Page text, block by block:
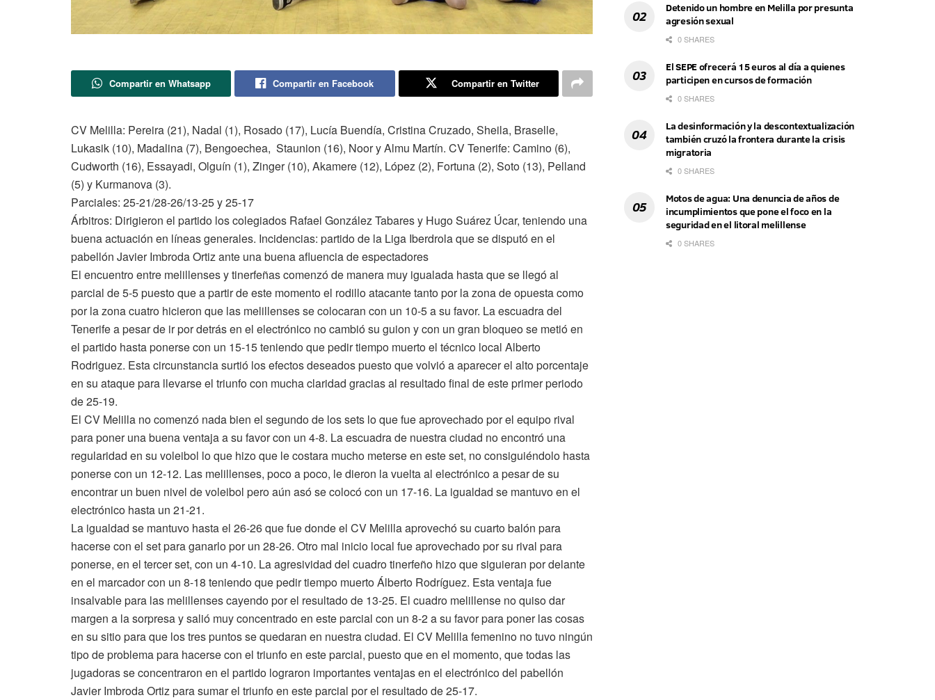
Compartir en Whatsapp Compartir en Facebook Compartir en Twitter
CV Melilla: Pereira (21), Nadal (1), Rosado (17), Lucía Buendía, Cristina Cruzado, Sheila, Braselle,
Lukasik (10), Madalina (7), Bengoechea, Staunion (16), Noor y Almu Martín. CV Tenerife: Camino (6),
Cudworth (16), Essayadi, Olguín (1), Zinger (10), Akamere (12), López (2), Fortuna (2), Soto (13), Pelland
(5) y Kurmanova (3).
Parciales: 25-21/28-26/13-25 y 25-17
Árbitros: Dirigieron el partido los colegiados Rafael González Tabares y Hugo Suárez Úcar, teniendo una
buena actuación en líneas generales. Incidencias: partido de la Liga Iberdrola que se disputó en el
pabellón Javier Imbroda Ortiz ante una buena afluencia de espectadores
El encuentro entre melillenses y tinerfeñas comenzó de manera muy igualada hasta que se llegó al
parcial de 5-5 puesto que a partir de este momento el rodillo atacante tanto por la zona de opuesta como
por la zona cuatro hicieron que las melillenses se colocaran con un 10-5 a su favor. La escuadra del
Tenerife a pesar de ir por detrás en el electrónico no cambió su guion y con un gran bloqueo se metió en
el partido hasta ponerse con un 15-15 teniendo que pedir tiempo muerto el técnico local Alberto
Rodriguez. Esta circunstancia surtió los efectos deseados puesto que volvió a aparecer el alto porcentaje
en su ataque para llevarse el triunfo con mucha claridad gracias al resultado final de este primer periodo
de 25-19.
El CV Melilla no comenzó nada bien el segundo de los sets lo que fue aprovechado por el equipo rival
para poner una buena ventaja a su favor con un 4-8. La escuadra de nuestra ciudad no encontró una
regularidad en su voleibol lo que hizo que le costara mucho meterse en este set, no consiguiéndolo hasta
ponerse con un 12-12. Las melillenses, poco a poco, le dieron la vuelta al electrónico a pesar de su
encontrar un buen nivel de voleibol pero aún asó se colocó con un 17-16. La igualdad se mantuvo en el
electrónico hasta un 21-21.
La igualdad se mantuvo hasta el 26-26 que fue donde el CV Melilla aprovechó su cuarto balón para
hacerse con el set para ganarlo por un 28-26. Otro mal inicio local fue aprovechado por su rival para
ponerse, en el tercer set, con un 4-10. La agresividad del cuadro tinerfeño hizo que siguieran por delante
en el marcador con un 8-18 teniendo que pedir tiempo muerto Álberto Rodríguez. Esta ventaja fue
insalvable para las melillenses cayendo por el resultado de 13-25. El cuadro melillense no quiso dar
margen a la sorpresa y salió muy concentrado en este parcial con un 8-2 a su favor para poner las cosas
en su sitio para que los tres puntos se quedaran en nuestra ciudad. El CV Melilla femenino no tuvo ningún
tipo de problema para hacerse con el triunfo en este parcial, puesto que en el momento, que todas las
jugadoras se concentraron en el partido lograron importantes ventajas en el electrónico del pabellón
Javier Imbroda Ortiz para sumar el triunfo en este parcial por el resultado de 25-17.
Detenido un hombre en Melilla por presunta
agresión sexual
0 SHARES
El SEPE ofrecerá 15 euros al día a quienes
participen en cursos de formación
0 SHARES
La desinformación y la descontextualización
también cruzó la frontera durante la crisis
migratoria
0 SHARES
Motos de agua: Una denuncia de años de
incumplimientos que pone el foco en la
seguridad en el litoral melillense
0 SHARES